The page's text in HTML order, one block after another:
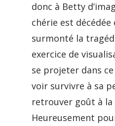
donc à Betty
chérie est décédée
surmonté la
exercice de
se projeter dans
voir survivre à sa
retrouver goût à la
Heureusement